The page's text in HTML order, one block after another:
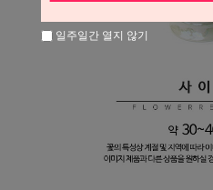
일주일간 열지 않기